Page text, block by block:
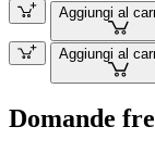
Aggiungi al
Aggiungi al
Domande